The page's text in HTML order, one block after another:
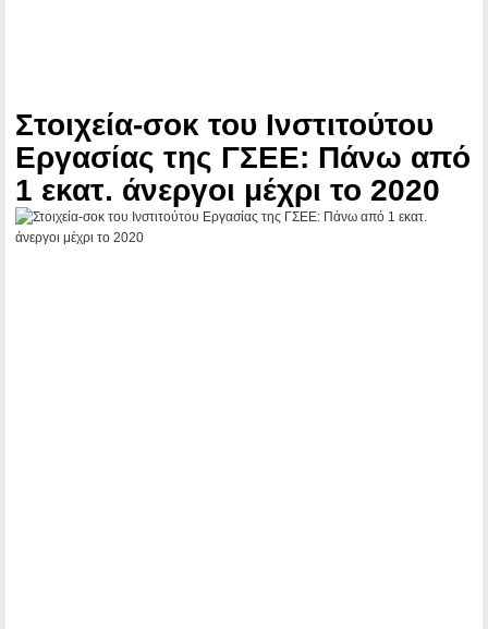
Στοιχεία-σοκ του Ινστιτούτου
Εργασίας της ΓΣΕΕ: Πάνω από
1 εκατ. άνεργοι μέχρι το 2020